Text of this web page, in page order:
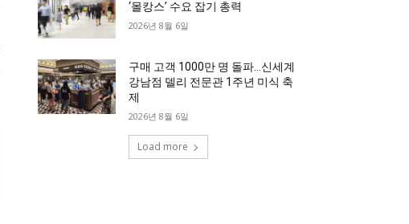
‘몰캉스’ 수요 잡기 총력
2026년 8월 6일
구매 고객 1000만 명 돌파…신세계
강남점 델리 전문관 1주년 미식 축
제
2026년 8월 6일
Load more